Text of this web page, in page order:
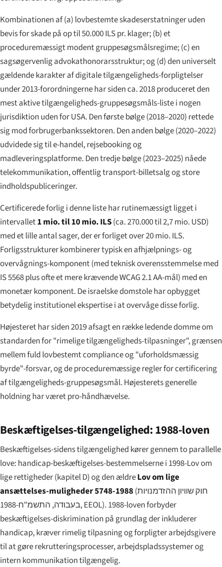
Kombinationen af (a) lovbestemte skadeserstatninger uden
bevis for skade på op til 50.000 ILS pr. klager; (b) et
proceduremæssigt modent gruppesøgsmålsregime; (c) en
sagsøgervenlig advokathonorarsstruktur; og (d) den universelt
gældende karakter af digitale tilgængeligheds-forpligtelser
under 2013-forordningerne har siden ca. 2018 produceret den
mest aktive tilgængeligheds-gruppesøgsmåls-liste i nogen
jurisdiktion uden for USA. Den første bølge (2018–2020) rettede
sig mod forbrugerbankssektoren. Den anden bølge (2020–2022)
udvidede sig til e-handel, rejsebooking og
madleveringsplatforme. Den tredje bølge (2023–2025) nåede
telekommunikation, offentlig transport-billetsalg og store
indholdspubliceringer.
Certificerede forlig i denne liste har rutinemæssigt ligget i
intervallet1 mio. til 10 mio. ILS(ca. 270.000 til 2,7 mio. USD)
med et lille antal sager, der er forliget over 20 mio. ILS.
Forligsstrukturer kombinerer typisk en afhjælpnings- og
overvågnings-komponent (med teknisk overensstemmelse med
IS 5568 plus ofte et mere krævende WCAG 2.1 AA-mål) med en
monetær komponent. De israelske domstole har opbygget
betydelig institutionel ekspertise i at overvåge disse forlig.
Højesteret har siden 2019 afsagt en række ledende domme om
standarden for "rimelige tilgængeligheds-tilpasninger", grænsen
mellem fuld lovbestemt compliance og "uforholdsmæssig
byrde"-forsvar, og de proceduremæssige regler for certificering
af tilgængeligheds-gruppesøgsmål. Højesterets generelle
holdning har været pro-håndhævelse.
Beskæftigelses-tilgængelighed: 1988-loven
Beskæftigelses-sidens tilgængelighed kører gennem to parallelle
love: handicap-beskæftigelses-bestemmelserne i 1998-Lov om
lige rettigheder (kapitel D) og den ældreLov om lige
ansættelses-muligheder 5748-1988(חוק שוויון ההזדמנויות
בעבודה, התשמ"ח-1988, EEOL). 1988-loven forbyder
beskæftigelses-diskrimination på grundlag der inkluderer
handicap, kræver rimelig tilpasning og forpligter arbejdsgivere
til at gøre rekrutteringsprocesser, arbejdspladssystemer og
intern kommunikation tilgængelig.